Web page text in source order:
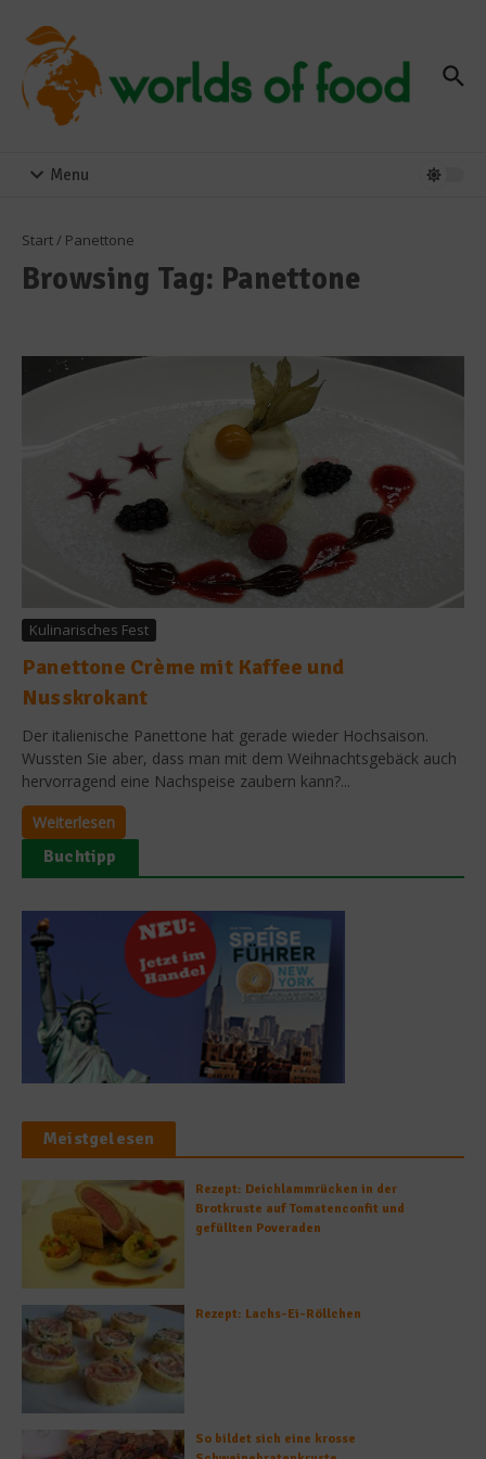
Menu
Start/ Panettone
Browsing Tag: Panettone
Kulinarisches Fest
Panettone Crème mit Kaffee und
Nusskrokant
Der italienische Panettone hat gerade wieder Hochsaison.
Wussten Sie aber, dass man mit dem Weihnachtsgebäck auch
hervorragend eine Nachspeise zaubern kann?...
Weiterlesen
Buchtipp
Meistgelesen
Rezept: Deichlammrücken in der
Brotkruste auf Tomatenconfit und
gefüllten Poveraden
Rezept: Lachs-Ei-Röllchen
So bildet sich eine krosse